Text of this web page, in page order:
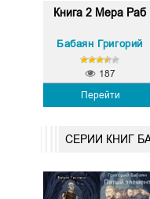
Книга 2 Мера Раб
Бабаян Григорий
Перейти
187
СЕРИИ КНИГ